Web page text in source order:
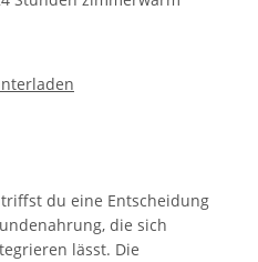
triffst du eine Entscheidung
die sich
lässt. Die